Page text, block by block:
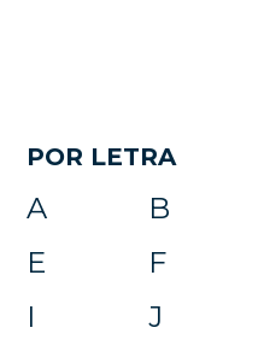
POR LETRA
A B
E
F
I
J